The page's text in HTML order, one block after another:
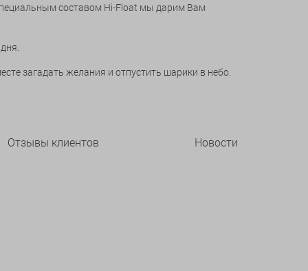
составом Hi-Float мы дарим Вам
загадать желания и отпустить шарики в небо.
Отзывы клиентов Новости